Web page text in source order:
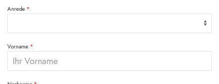
Anrede
Vorname